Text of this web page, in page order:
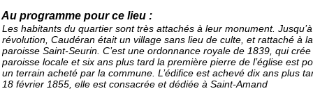
Au programme pour ce lieu :
Les habitants du quartier sont très attachés à leur monument.
révolution, Caudéran était un village sans lieu de culte, et rattaché à la
paroisse Saint-Seurin. C’est une ordonnance royale de 1839, qui crée
paroisse locale et six ans plus tard la première pierre de l’église est
un terrain acheté par la commune. L’édifice est achevé dix ans plus
18 février 1855, elle est consacrée et dédiée à Saint-Amand